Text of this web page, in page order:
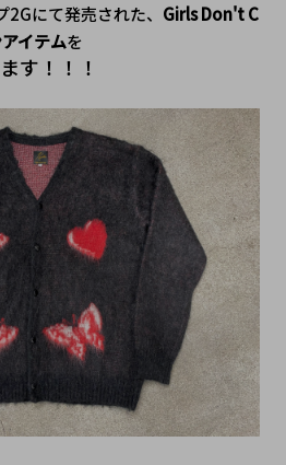
にて発売された、 Girls Don't C
イテムを
す！！！